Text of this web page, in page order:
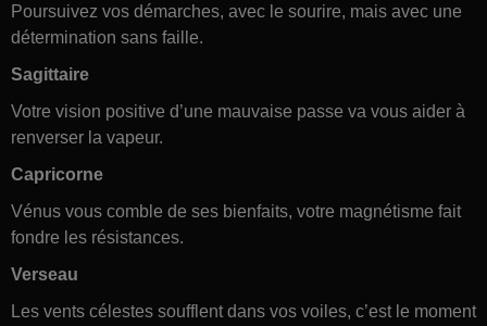
Poursuivez vos démarches, avec le sourire, mais avec une
détermination sans faille.
Sagittaire
Votre vision positive d’une mauvaise passe va vous aider à
renverser la vapeur.
Capricorne
Vénus vous comble de ses bienfaits, votre magnétisme fait
fondre les résistances.
Verseau
Les vents célestes soufflent dans vos voiles, c’est le moment